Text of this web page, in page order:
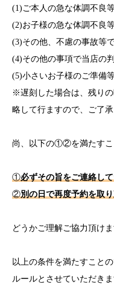
(1)ご本人の急な体調不良
(2)お子様の急な体調不良
(3)その他、不慮の事故等
(4)その他の事項で当店の
(5)小さいお子様のご準備
※遅刻した場合は、残り
略して行ますので、ご了
尚、以下の①②を満たすこ
①必ずその旨をご連絡し
②別の日で再度予約を取
どうかご理解ご協力頂け
以上の条件を満たすこと
ルールとさせていただきま